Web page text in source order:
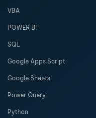
VBA
POWER BI
SQL
Google Apps Script
Google Sheets
Power Query
Python